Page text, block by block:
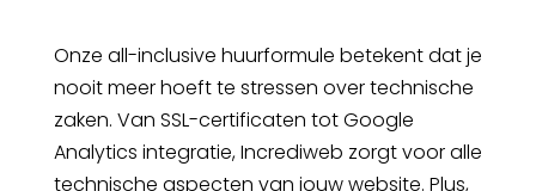
Onze all-inclusive huurformule betekent dat je
nooit meer hoeft te stressen over technische
zaken. Van SSL-certificaten tot Google
Analytics integratie, Incrediweb zorgt voor alle
technische aspecten van jouw website. Plus,